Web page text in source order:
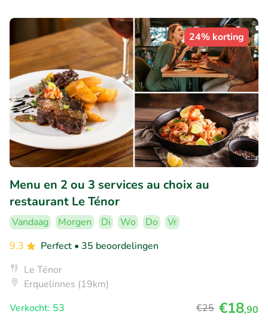
24% korting
Menu en 2 ou 3 services au choix au
restaurant Le Ténor
Vandaag Morgen Di Wo Do
Vr
9.3
Perfect • 35 beoordelingen
Le Ténor
Erquelinnes (19km)
Verkocht: 53
€25 €18,90